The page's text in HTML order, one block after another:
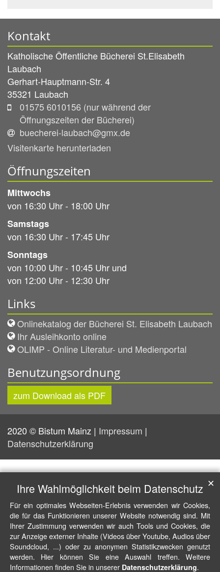
Kontakt
Katholische Öffentliche Bücherei St.Elisabeth
Laubach
Gerhart-Hauptmann-Str. 4
35321 Laubach
01575 6010156 (nur während der
Öffnungszeiten der Bücherei)
buecherei-laubach@gmx.de
Visitenkarte herunterladen
Öffnungszeiten
Mittwochs
von 16:30 Uhr - 18:00 Uhr
Samstags
von 16:30 Uhr - 17:45 Uhr
Sonntags
von 10:00 Uhr - 10:45 Uhr und
von 12:00 Uhr - 12:30 Uhr
Links
Onlinekatalog der Bücherei St. Elisabeth Laubach
Ihr Ausleihkonto online
OLIMP - Online Literatur- und Medienportal
Benutzungsordnung
zum Download als PDF
2020 © Bistum Mainz | Impressum |
Datenschutzerklärung
Ihre Wahlmöglichkeit beim Datenschutz
Für ein optimales Webseiten-Erlebnis verwenden wir Cookies,
die für das Funktionieren unserer Website notwendig sind. Mit
Ihrer Zustimmung verwenden wir auch Tools und Cookies, die
zur Anzeige externer Inhalte (Videos über Youtube, Audios über
Soundcloud, ...) oder zu anonymen Statistikzwecken genutzt
werden. Hier können Sie eine Auswahl treffen. Weitere
Informationen finden Sie in unserer Datenschutzerklärung.
✕